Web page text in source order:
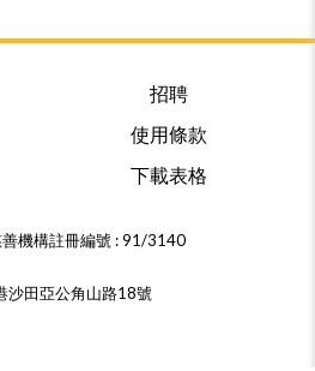
招聘
使用條款
下載表格
機構註冊編號 : 91/3140
沙田亞公角山路18號